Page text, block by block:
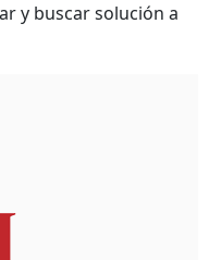
y buscar solución a